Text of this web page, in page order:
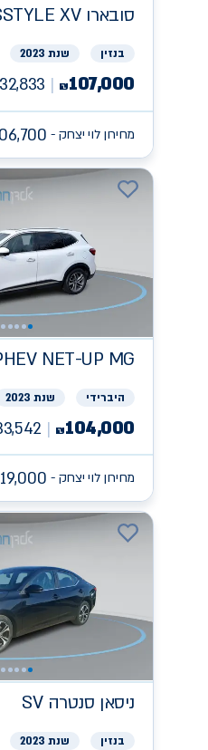
סובארוXV
בנזין שנת 2023
₪107,000
32,833
מחירון לוי יצחק -
MG
NET-UP
היברידי שנת 2023
₪104,000
מחירון לוי יצחק -
ניסאן SV סנטרה
בנזין שנת 2023